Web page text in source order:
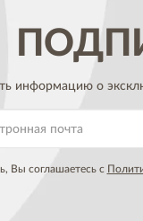
информацию о
Вы соглашаетесь с